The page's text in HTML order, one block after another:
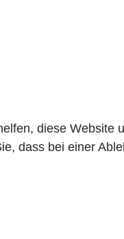
diese Website
dass bei einer